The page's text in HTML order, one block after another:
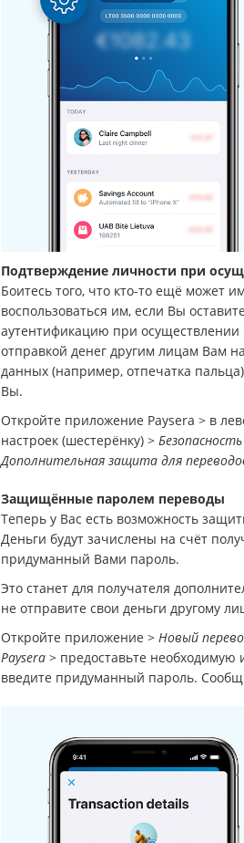
Подтверждение личности при
Боитесь того, что кто-то ещё может
воспользоваться им, если Вы
аутентификацию при
отправкой денег другим лицам Вам
данных (например, отпечатка
Вы.
Откройте приложение Рaysera > в
настроек (шестерёнку) > Безопасность
Дополнительная защита для
Защищённые паролем переводы
Теперь у Вас есть возможность
Деньги будут зачислены на счёт
придуманный Вами пароль.
Это станет для получателя
не отправите свои деньги другому
Откройте приложение > Новый
Paysera> предоставьте
введите придуманный пароль.